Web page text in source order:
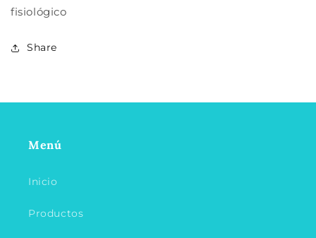
fisiológico
Share
Menú
Inicio
Productos